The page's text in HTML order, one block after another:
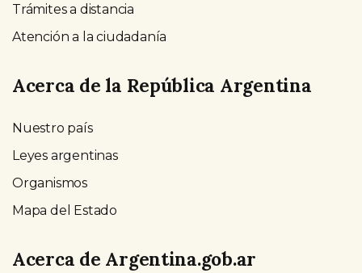
Trámites a distancia
Atención a la ciudadanía
Acerca de la República Argentina
Nuestro país
Leyes argentinas
Organismos
Mapa del Estado
Acerca de Argentina.gob.ar